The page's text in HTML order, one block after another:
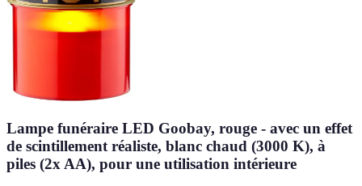
Lampe funéraire LED Goobay, rouge - avec un effet
de scintillement réaliste, blanc chaud (3000 K), à
piles (2x AA), pour une utilisation intérieure